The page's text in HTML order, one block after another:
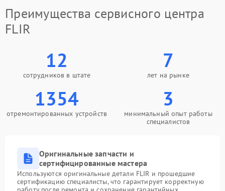
Преимущества сервисного центра
FLIR
12
сотрудников в штате
7
лет на рынке
1354
отремонтированных устройств
3
минимальный опыт работы
специалистов
Оригинальные запчасти и
сертифицированные мастера
Используются оригинальные детали FLIR и прошедшие
сертификацию специалисты, что гарантирует корректную